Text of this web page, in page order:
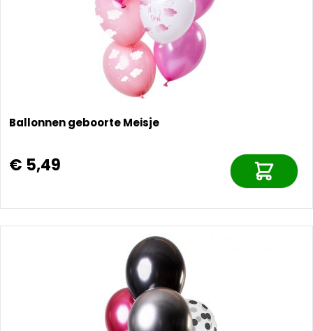
Ballonnen geboorte Meisje
€ 5,49